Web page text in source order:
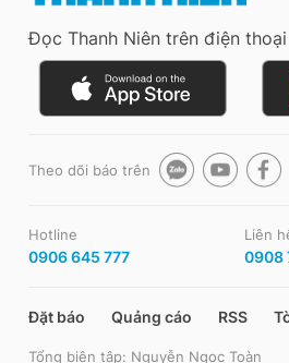
Đọc Thanh Niên trên điện thoại
Theo dõi báo trên
Hotline
0906 645 777
Liên
0908
Đặt báo Quảng cáo RSS
Tổng biên tập: Nguyễn Ngọc Toàn